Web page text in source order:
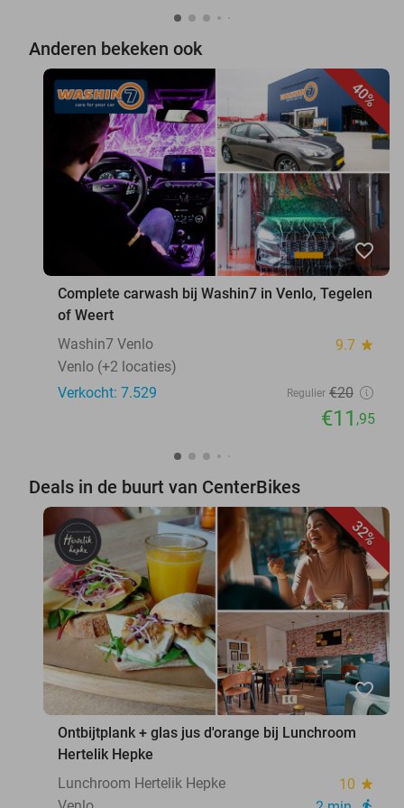
Anderen bekeken ook
40%
favorite_border
Complete carwash bij Washin7 in Venlo, Tegelen
of Weert
Washin7 Venlo
9.7 star
Venlo (+2 locaties)
Verkocht: 7.529
Regulier €20
€11 ,95
Deals in de buurt van CenterBikes
32%
favorite_border
Ontbijtplank + glas jus d'orange bij Lunchroom
Hertelik Hepke
Lunchroom Hertelik Hepke
10 star